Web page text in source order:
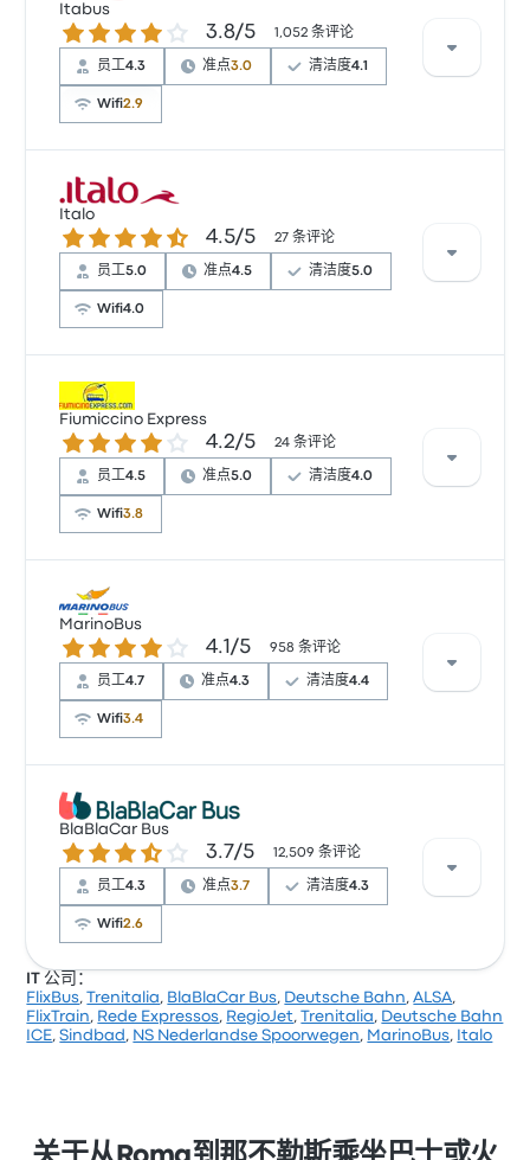
旅客对 温度 和 出发地点 特别满意，但对 无线上网 经常
有所抱怨。 Trenitalia 在此路线提供的票价为 ¥140 起
Itabus
3.8 / 5 星 3.8/5 1,052 条评论
员工4.3 准点3.0 清洁度4.1
Wifi2.9
根据 15 条评论，Itabus 提供的本行程被评为 3.8 颗星。
旅客对 座位 和 温度 特别满意，但也有旅客抱怨 及时
性。 Itabus 在此路线提供的票价为 ¥49 起
Italo
4.5 / 5 星 4.5/5 27 条评论
员工5.0 准点4.5 清洁度5.0
Wifi4.0
根据 27 条评论，该公司在 Busbud 上被评为 4.5 颗星。
旅客对 员工 和 座位 特别满意，但对 物有所值 经常有所
抱怨。 Italo 在此路线提供的票价为 ¥221 起
Fiumiccino Express
4.2 / 5 星 4.2/5 24 条评论
员工4.5 准点5.0 清洁度4.0
Wifi3.8
根据 24 条评论，该公司在 Busbud 上被评为 4.2 颗星。
旅客对 及时性 和 出发地点 特别满意，但对 电源插座 经
常有所抱怨。 Fiumiccino Express 在此路线提供的票价
为 ¥225 起
MarinoBus
4.1 / 5 星 4.1/5 958 条评论
员工4.7 准点4.3 清洁度4.4
Wifi3.4
根据 958 条评论，该公司在 Busbud 上被评为 4.1 颗星。
旅客对 员工 和 温度 特别满意，但对 无线上网 经常有所
抱怨。 MarinoBus 在此路线提供的票价为 ¥167 起
BlaBlaCar Bus
3.7 / 5 星 3.7/5 12,509 条评论
员工4.3 准点3.7 清洁度4.3
Wifi2.6
根据 12509 条评论，该公司在 Busbud 上被评为 3.7 颗
星。旅客对 车票资源 和 温度 特别满意，但对 无线上网
IT 公司：
FlixBus,Trenitalia, BlaBlaCar Bus, Deutsche Bahn,ALSA,
FlixTrain, Rede Expressos, RegioJet,Trenitalia, Deutsche Bahn
ICE,Sindbad , NS Nederlandse Spoorwegen, MarinoBus, Italo